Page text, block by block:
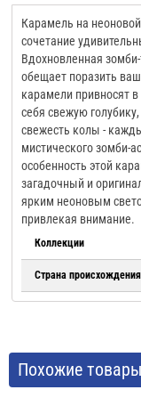
Карамель на
сочетание
Вдохновленная
обещает поразить
карамели привносят
себя свежую
свежесть колы -
мистического зомби-
особенность этой
загадочный и
ярким неоновым
привлекая внимание.
Коллекции
Страна происхождения
Похожие товары